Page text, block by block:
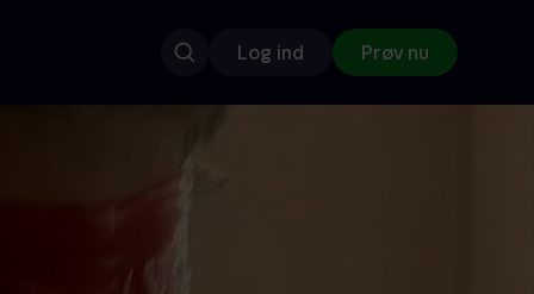
Log ind Prøv nu